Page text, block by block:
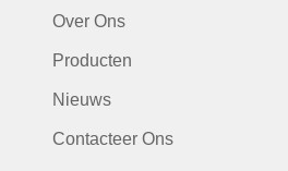
Over Ons
Producten
Nieuws
Contacteer Ons